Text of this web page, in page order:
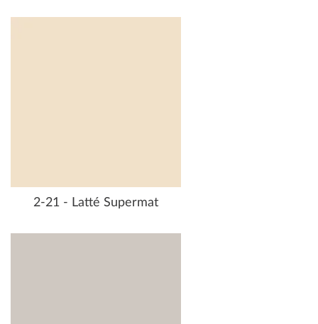
2-21 - Latté Supermat